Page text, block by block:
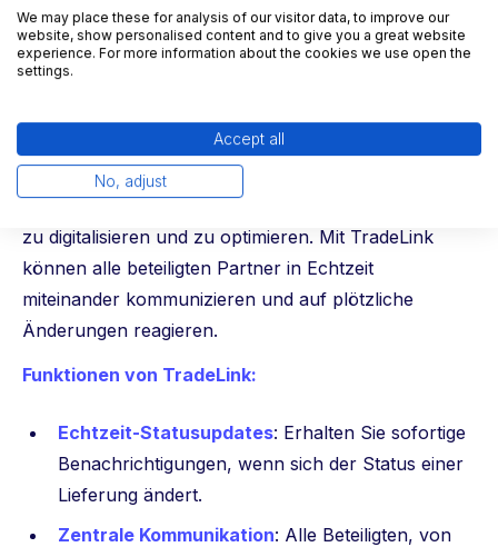
Wie TradeLink die Echtzeit-
Kommunikation revolutioniert
Zeitfenstermanagement integriert, ist TradeLink. Die
Plattform bietet Unternehmen eine zentrale
Anlaufstelle, um den gesamten Anlieferungsprozess
zu digitalisieren und zu optimieren. Mit TradeLink
können alle beteiligten Partner in Echtzeit
miteinander kommunizieren und auf plötzliche
Änderungen reagieren.
Funktionen von TradeLink:
Echtzeit-Statusupdates: Erhalten Sie sofortige
Benachrichtigungen, wenn sich der Status einer
Lieferung ändert.
Zentrale Kommunikation: Alle Beteiligten, von
We may place these for analysis of our visitor data, to improve our
website, show personalised content and to give you a great website
experience. For more information about the cookies we use open the
settings.
Accept all
No, adjust